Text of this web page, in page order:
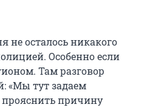
не осталось никакого
Особенно если
Там разговор
«Мы тут задаем
причину